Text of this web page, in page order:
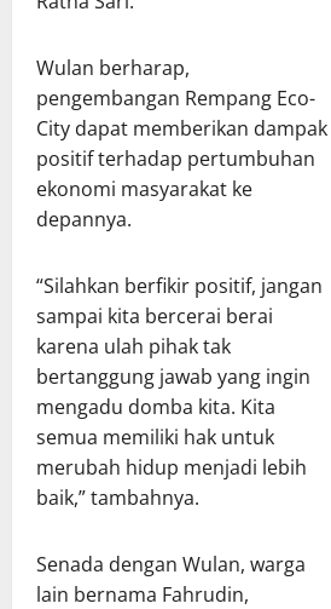
Wulan berharap,
pengembangan Rempang Eco-
City dapat memberikan dampak
positif terhadap pertumbuhan
ekonomi masyarakat ke
depannya.
“Silahkan berfikir positif, jangan
sampai kita bercerai berai
karena ulah pihak tak
bertanggung jawab yang ingin
mengadu domba kita. Kita
semua memiliki hak untuk
merubah hidup menjadi lebih
baik,” tambahnya.
Senada dengan Wulan, warga
lain bernama Fahrudin,